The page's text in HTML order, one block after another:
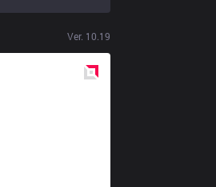
Ver. 10.19